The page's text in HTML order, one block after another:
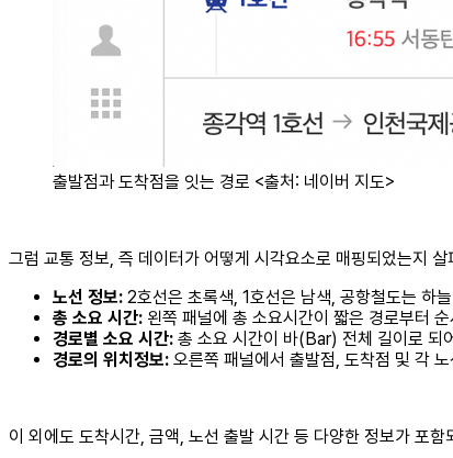
출발점과 도착점을 잇는 경로 <출처: 네이버 지도>
그럼 교통 정보, 즉 데이터가 어떻게 시각요소로 매핑되었는지 살
노선 정보: 2호선은 초록색, 1호선은 남색, 공항철도는 하
총 소요 시간: 왼쪽 패널에 총 소요시간이 짧은 경로부터
경로별 소요 시간: 총 소요 시간이 바(Bar) 전체 길이로 되
경로의 위치정보: 오른쪽 패널에서 출발점, 도착점 및 각
이 외에도 도착시간, 금액, 노선 출발 시간 등 다양한 정보가 포